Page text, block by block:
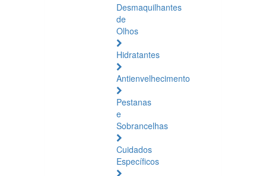
Desmaquilhantes
de
Olhos
Hidratantes
Antienvelhecimento
Pestanas
e
Sobrancelhas
Cuidados
Específicos